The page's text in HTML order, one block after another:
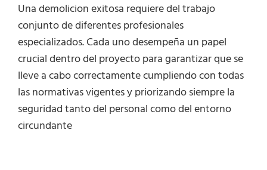
Una demolicion exitosa requiere del trabajo
conjunto de diferentes profesionales
especializados. Cada uno desempeña un papel
crucial dentro del proyecto para garantizar que se
lleve a cabo correctamente cumpliendo con todas
las normativas vigentes y priorizando siempre la
seguridad tanto del personal como del entorno
circundante